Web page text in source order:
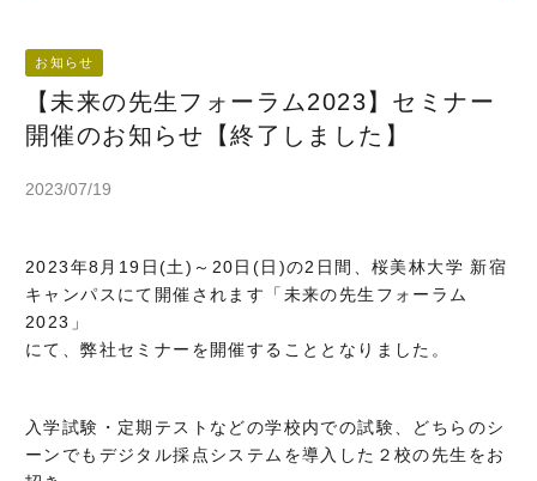
お知らせ
【未来の先生フォーラム2023】セミナー
開催のお知らせ【終了しました】
2023/07/19
2023年8月19日(土)～20日(日)の2日間、桜美林大学 新宿
キャンパスにて開催されます「未来の先生フォーラム
2023」
にて、弊社セミナーを開催することとなりました。
入学試験・定期テストなどの学校内での試験、どちらのシ
ーンでもデジタル採点システムを導入した２校の先生をお